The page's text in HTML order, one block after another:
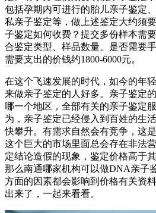
包括孕期内可进行的胎儿亲子鉴定
私亲子鉴定等，做上述鉴定大约须
子鉴定如何收费？提交多份样本需
合鉴定类型、样品数量、是否需要
需要支出的价钱约1800-6000元。
在这个飞速发展的时代，如今的年
来做亲子鉴定的人好多。亲子鉴定
哪一个地区，全部有关的亲子鉴定
为，亲子鉴定已经侵入到百姓的生
快攀升。有需求自然会有竞争，这
这个巨大的市场里面总会存在非法
定结论造假的现象，鉴定价格高于
那么南通哪家机构可以做DNA亲子
方面的因素都会影响到价格有关资
出来了，一起来看看。